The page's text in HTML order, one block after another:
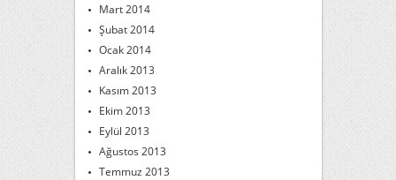
Mart 2014
Şubat 2014
Ocak 2014
Aralık 2013
Kasım 2013
Ekim 2013
Eylül 2013
Ağustos 2013
Temmuz 2013